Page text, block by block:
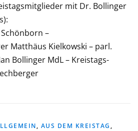
mit Dr. Bollinger
–
Matthäus Kielkowski – parl.
Bollinger MdL – Kreistags-
, AUS DEM KREISTAG,